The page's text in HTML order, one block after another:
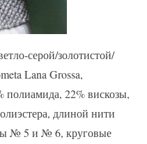
серой/золотистой/
Lana Grossa,
полиамида, 22% вискозы,
длиной нити
№ 5 и № 6, круговые